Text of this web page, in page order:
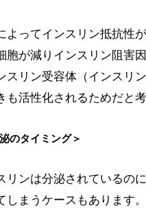
よってインスリン抵抗性
胞が減りインスリン阻害
スリン受容体（インスリ
も活性化されるためだと
のタイミング＞
リンは分泌されているの
しまうケースもあります。